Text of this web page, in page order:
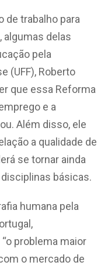
de trabalho para
algumas delas
pela
(UFF), Roberto
que essa Reforma
e a
Além disso, ele
a qualidade de
se tornar ainda
básicas.
humana pela
problema maior
o mercado de